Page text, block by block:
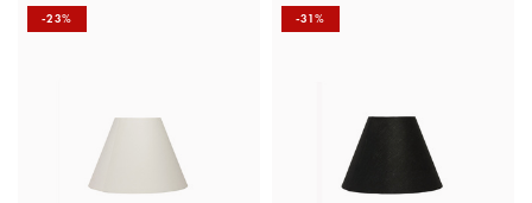
-23% -31%